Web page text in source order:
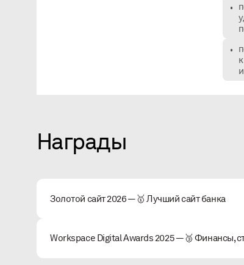
Награды
Золотой сайт 2026 — 🥇 Лучший сайт банка
Workspace Digital Awards 2025 — 🥉 Финансы,